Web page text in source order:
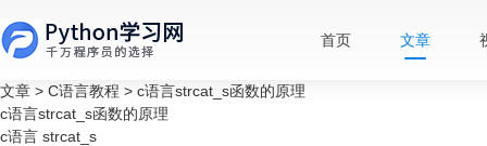
首页 文章
文章 > C语言教程 > c语言strcat_s函数的原理
c语言strcat_s函数的原理
c语言 strcat_s